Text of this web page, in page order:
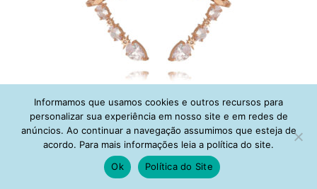
Ear cuff com piercing fake zirconias e estrelinhas prata 925
banho rose joias
Informamos que usamos cookies e outros recursos para
personalizar sua experiência em nosso site e em redes de
anúncios. Ao continuar a navegação assumimos que esteja de
acordo. Para mais informações leia a política do site.
Ok
Política do Site